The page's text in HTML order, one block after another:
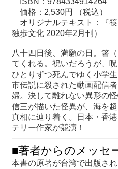
価格：2,530円 （税込）
オリジナルテキスト：『
独歩文化 2020年2月刊）
八十四日後、満願の日。箸
てくれる。祝いだろうが、
ひとりずつ死んでゆく小学
市伝説に殺された動画配信
婦。決して離れない異形の
信三が描いた怪異が、海を
真相に辿り着く。日本・香
テリー作家が競演！
■著者からのメッセ
本書の原著が台湾で出版さ